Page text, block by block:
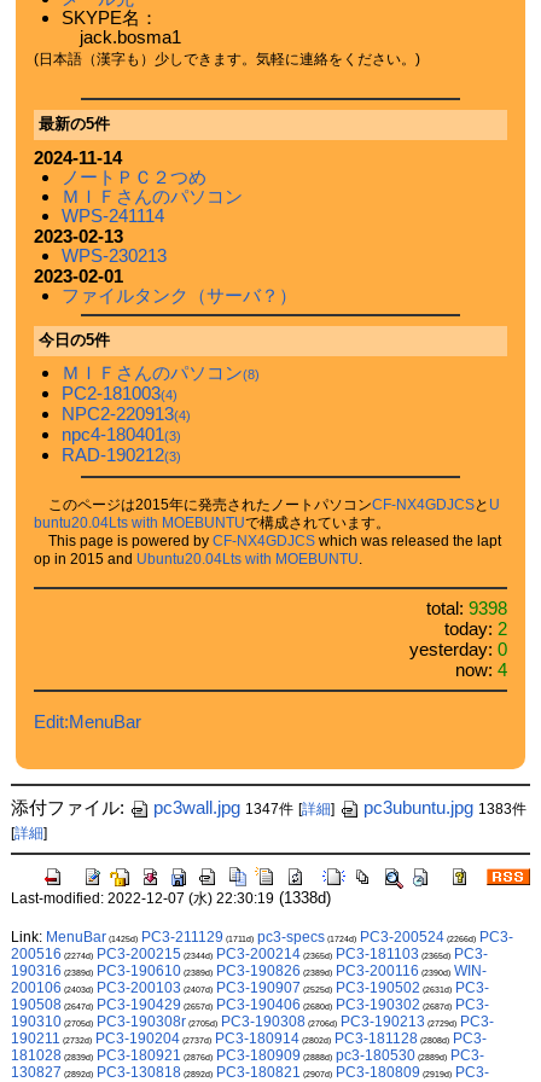
SKYPE名：
jack.bosma1
(日本語（漢字も）少しできます。気軽に連絡をください。)
最新の5件
2024-11-14
ノートＰＣ２つめ
ＭＩＦさんのパソコン
WPS-241114
2023-02-13
WPS-230213
2023-02-01
ファイルタンク（サーバ？）
今日の5件
ＭＩＦさんのパソコン(8)
PC2-181003(4)
NPC2-220913(4)
npc4-180401(3)
RAD-190212(3)
このページは2015年に発売されたノートパソコンCF-NX4GDJCSと U
buntu20.04Lts with MOEBUNTUで構成されています。
This page is powered by CF-NX4GDJCSwhich was released the lapt
op in 2015 and Ubuntu20.04Lts with MOEBUNTU
total:9398
today:2
yesterday:0
now:4
Edit:MenuBar
添付ファイル: pc3wall.jpg 1347件 [詳細] pc3ubuntu.jpg 1383件
[詳細]
Last-modified: 2022-12-07 (水) 22:30:19(1338d)
Link: MenuBar (1425d) PC3-211129 (1711d) pc3-specs(1724d) PC3-200524(2266d) PC3-
200516 (2274d) PC3-200215(2344d) PC3-200214(2365d) PC3-181103 (2365d) PC3-
190316 (2389d) PC3-190610(2389d) PC3-190826 (2389d) PC3-200116 (2390d) WIN-
200106 (2403d) PC3-200103 (2407d) PC3-190907 (2525d) PC3-190502 (2631d) PC3-
190508(2647d) PC3-190429 (2657d) PC3-190406 (2680d) PC3-190302 (2687d) PC3-
190310(2705d) PC3-190308r (2705d) PC3-190308(2706d) PC3-190213 (2729d) PC3-
190211 (2732d) PC3-190204(2737d) PC3-180914(2802d) PC3-181128(2808d) PC3-
181028(2839d) PC3-180921 (2876d) PC3-180909 (2888d) pc3-180530(2889d) PC3-
130827 (2892d) PC3-130818(2892d) PC3-180821 (2907d) PC3-180809 (2919d) PC3-